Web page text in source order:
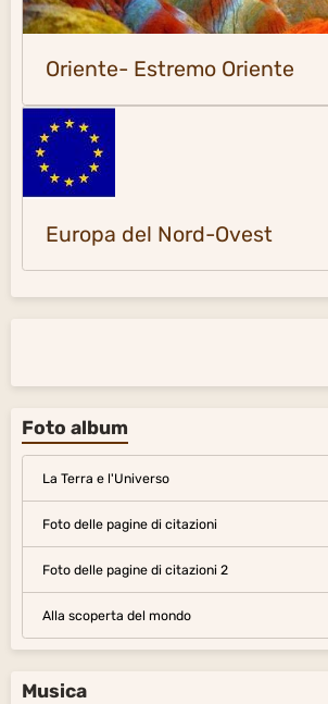
Oriente- Estremo Oriente
Europa del Nord-Ovest
Foto album
La Terra e l'Universo
Foto delle pagine di citazioni
Foto delle pagine di citazioni 2
Alla scoperta del mondo
Musica